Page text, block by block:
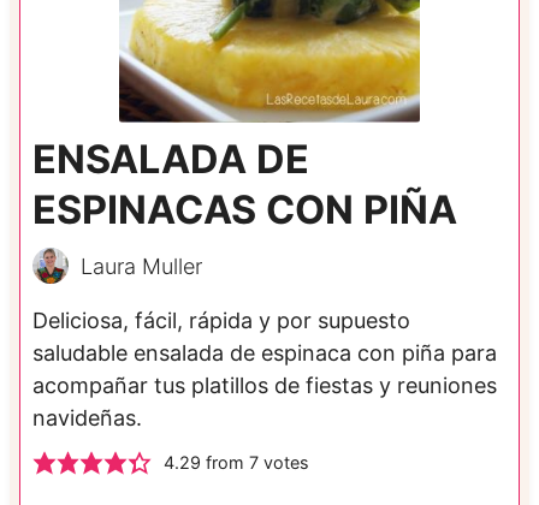
ENSALADA DE
ESPINACAS CON PIÑA
Laura Muller
Deliciosa, fácil, rápida y por supuesto
saludable ensalada de espinaca con piña para
acompañar tus platillos de fiestas y reuniones
navideñas.
4.29 from 7votes